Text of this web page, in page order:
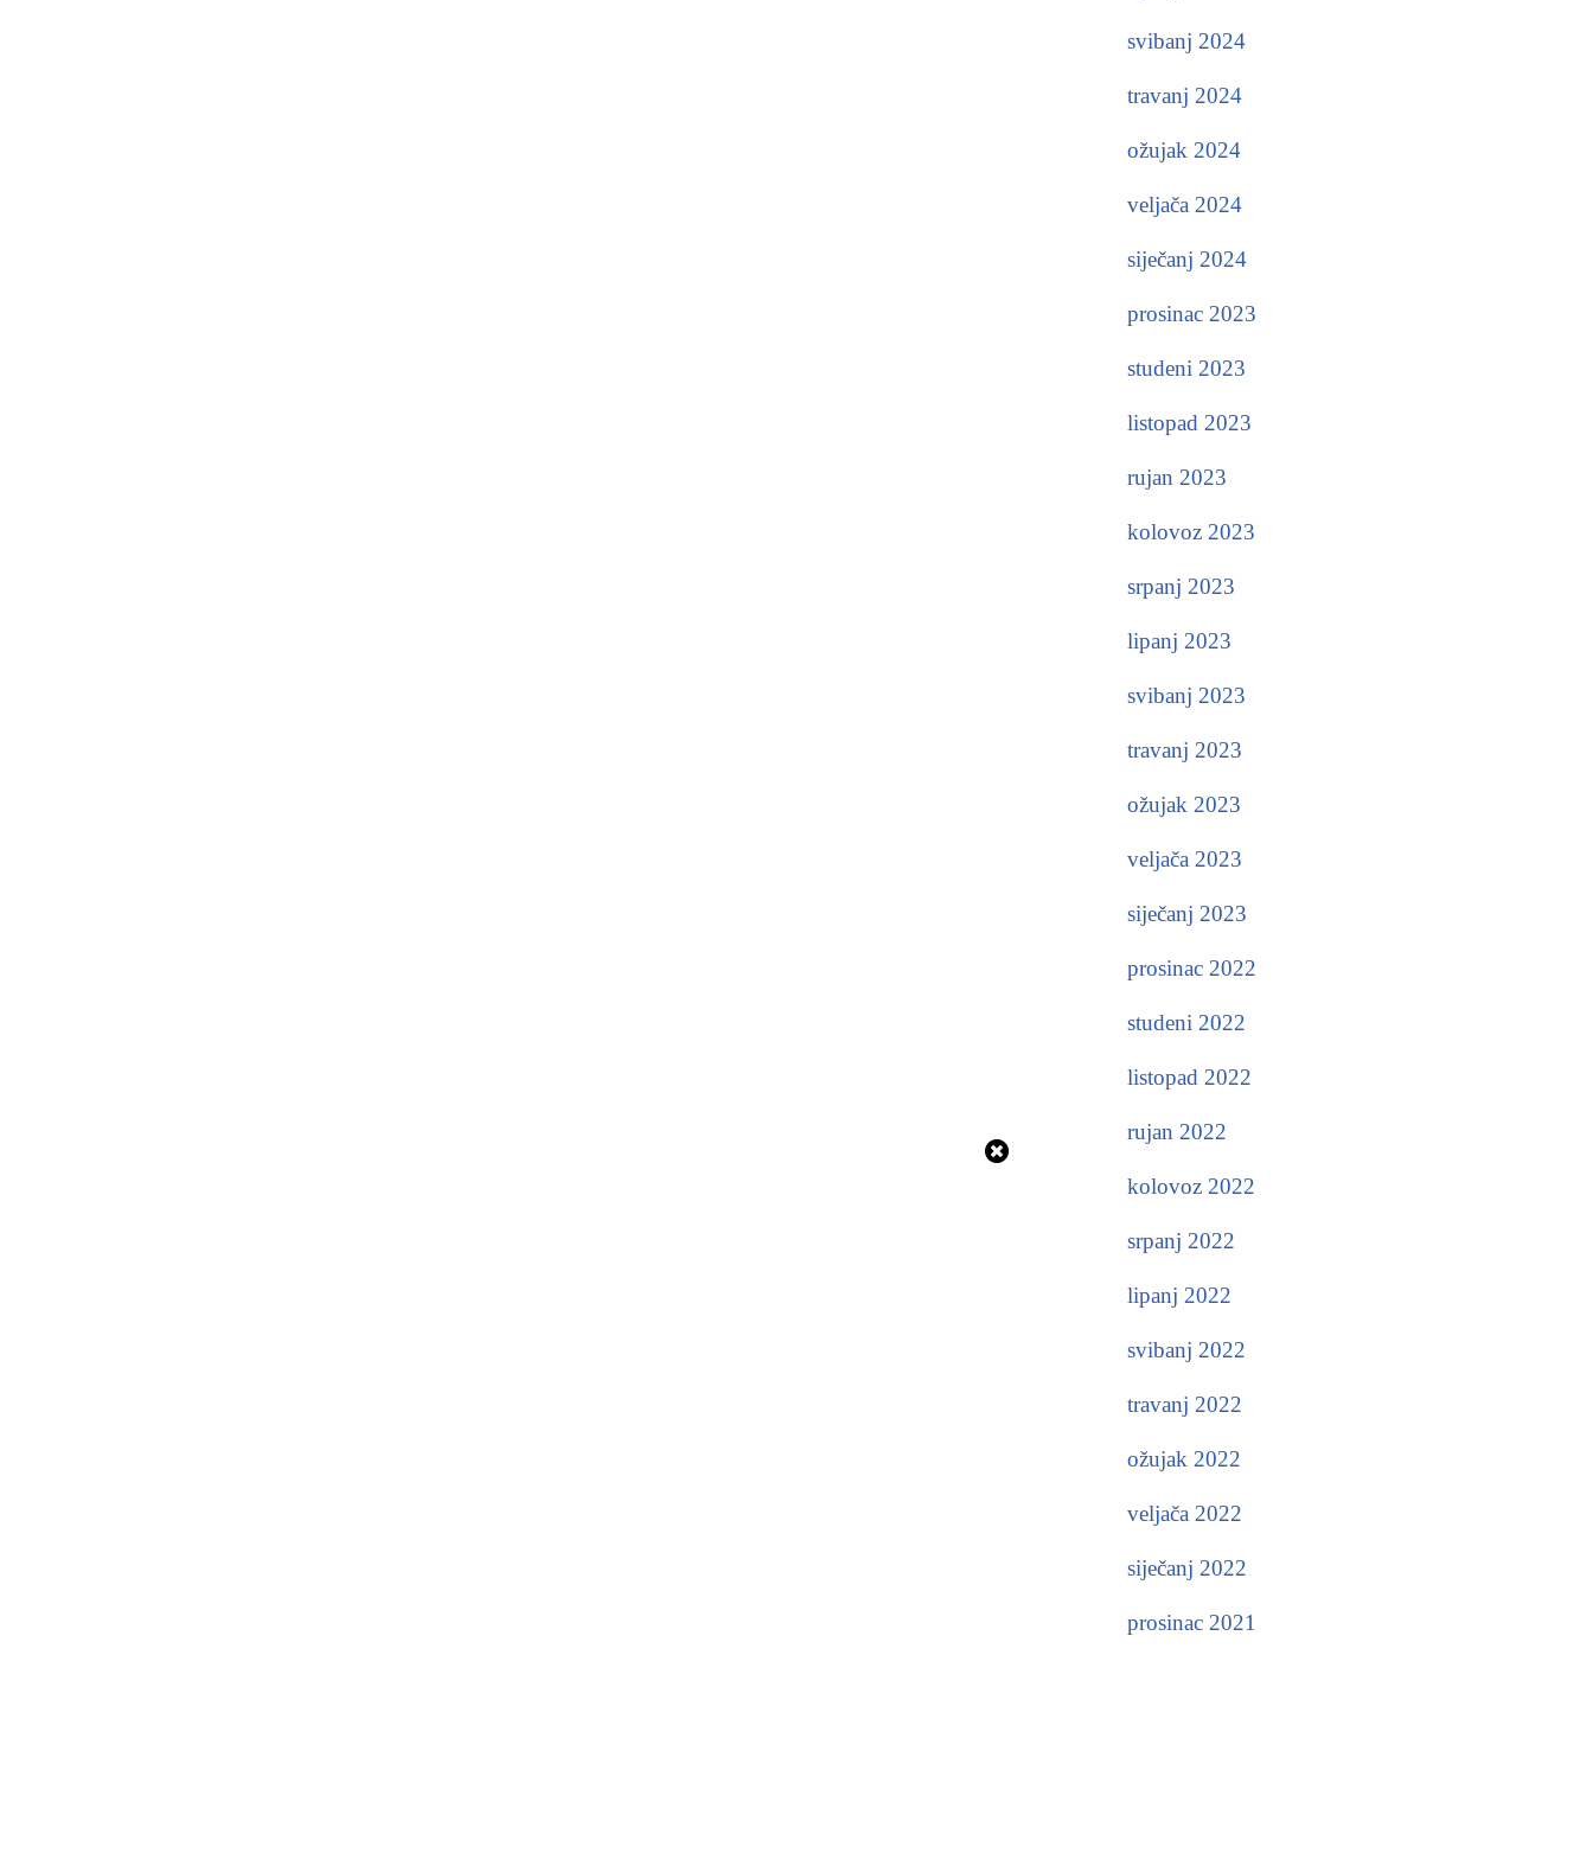
svibanj 2024
travanj 2024
ožujak 2024
veljača 2024
siječanj 2024
prosinac 2023
studeni 2023
listopad 2023
rujan 2023
kolovoz 2023
srpanj 2023
lipanj 2023
svibanj 2023
travanj 2023
ožujak 2023
veljača 2023
siječanj 2023
prosinac 2022
studeni 2022
listopad 2022
rujan 2022
kolovoz 2022
srpanj 2022
lipanj 2022
svibanj 2022
travanj 2022
ožujak 2022
veljača 2022
siječanj 2022
prosinac 2021